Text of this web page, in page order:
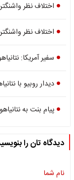
اختلاف نظر
اختلاف نظر
سفیر آمریکا:
دیدار روبیو با
پیام بنت به
دیدگاه تان را
نام شما